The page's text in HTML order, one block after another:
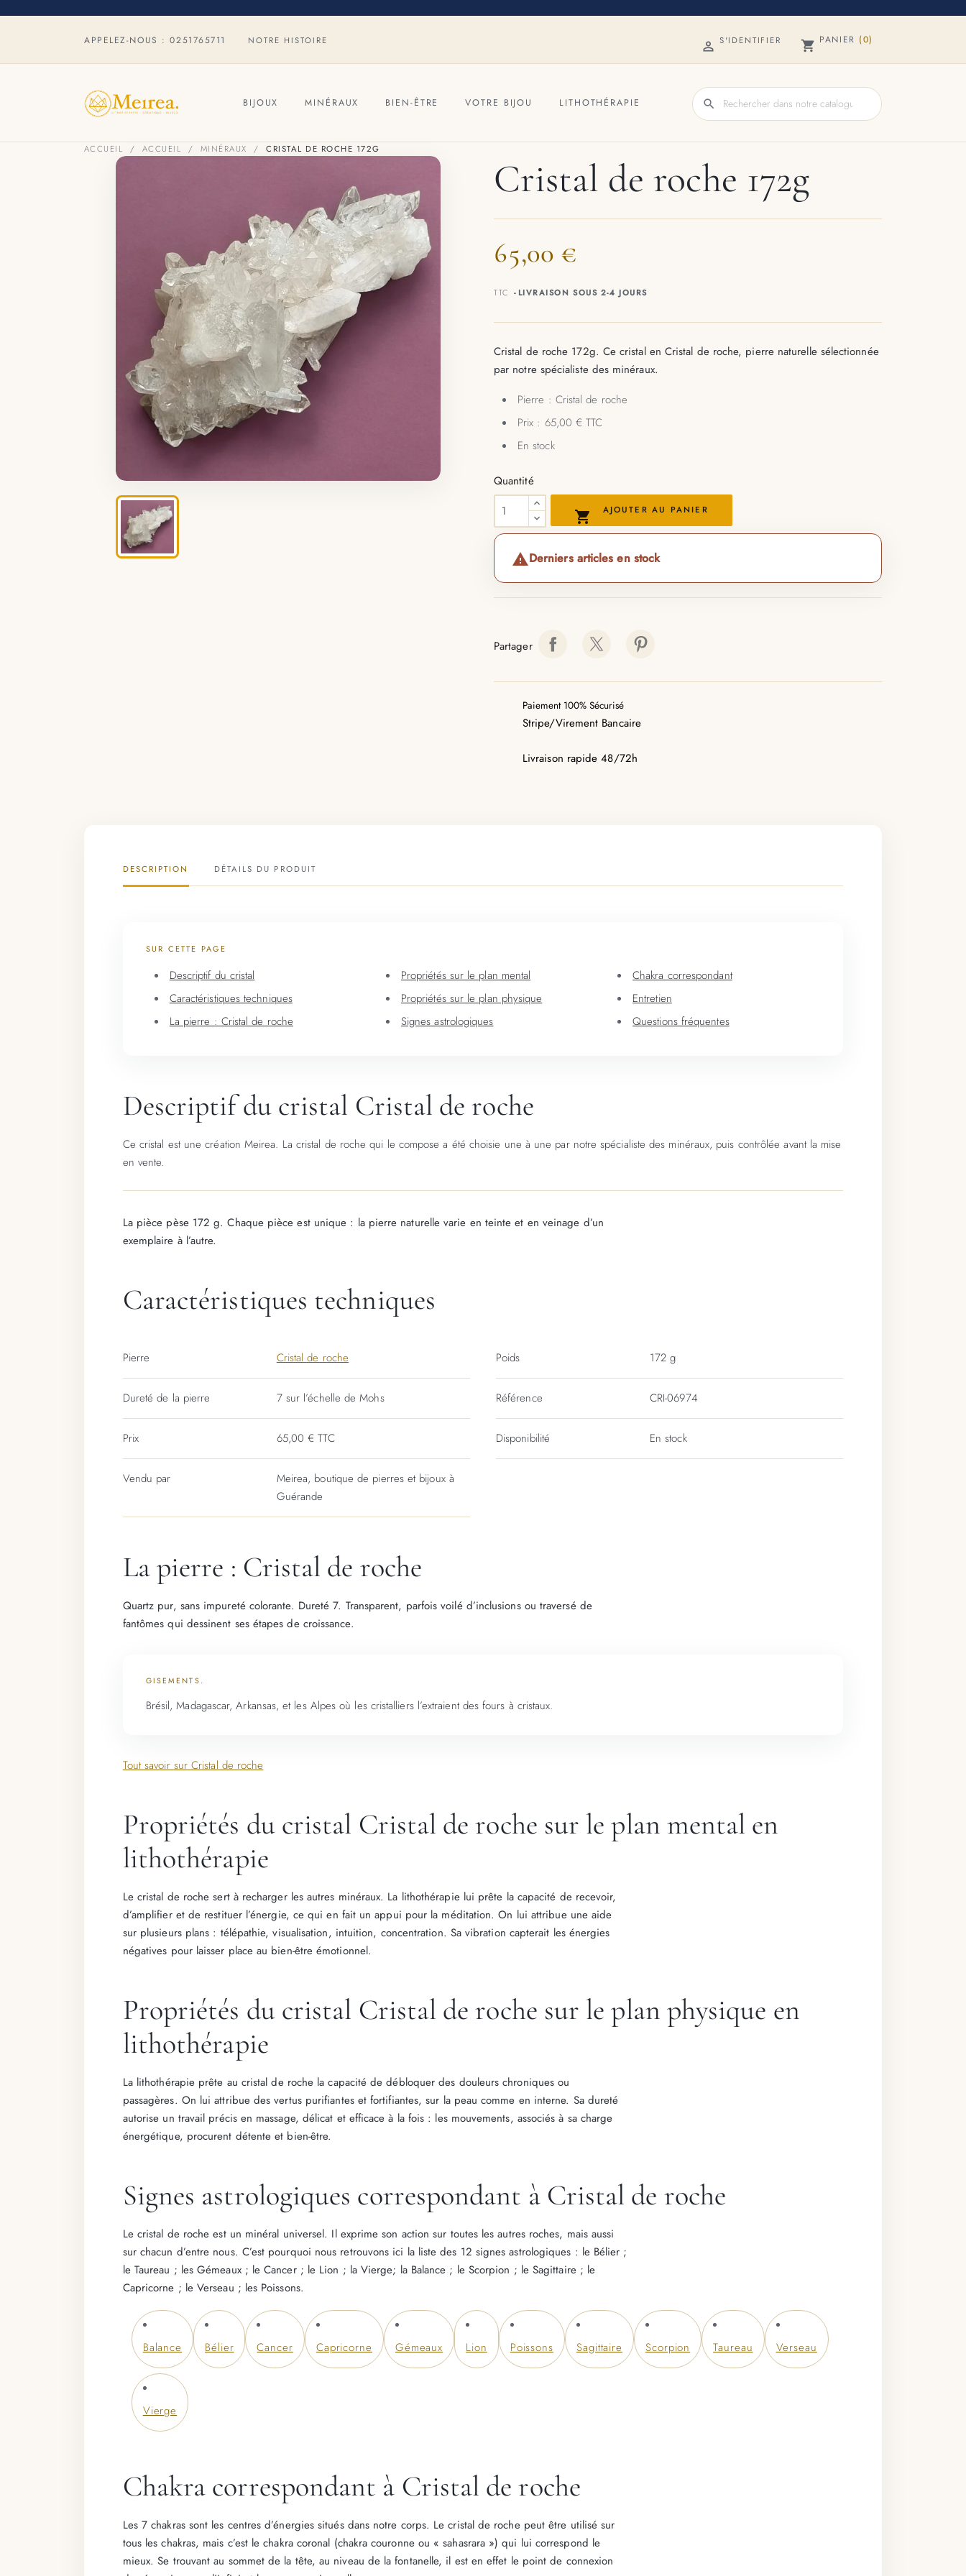
APPELEZ-NOUS :0251765711 NOTRE HISTOIRE  S'IDENTIFIER shopping_cart PANIER (0)
BIJOUX MINÉRAUX BIEN-ÊTRE VOTRE BIJOU LITHOTHÉRAPIE search
ACCUEIL ACCUEIL MINÉRAUX CRISTAL DE ROCHE 172G
Cristal de roche 172g
65,00 €
TTC LIVRAISON SOUS 2-4 JOURS
Cristal de roche 172g. Ce cristal en Cristal de roche, pierre naturelle sélectionnée
par notre spécialiste des minéraux.
Pierre : Cristal de roche
Prix : 65,00 € TTC
En stock
Quantité
 AJOUTER AU PANIER
Derniers articles en stock
Partager
Paiement 100% Sécurisé
Stripe/Virement Bancaire
Livraison rapide 48/72h
DESCRIPTION DÉTAILS DU PRODUIT
SUR CETTE PAGE
Descriptif du cristal
Caractéristiques techniques
La pierre : Cristal de roche
Propriétés sur le plan mental
Propriétés sur le plan physique
Signes astrologiques
Chakra correspondant
Entretien
Questions fréquentes
Descriptif du cristal Cristal de roche
Ce cristal est une création Meirea. La cristal de roche qui le compose a été choisie une à une par notre spécialiste des minéraux, puis contrôlée avant la mise
en vente.
La pièce pèse 172 g. Chaque pièce est unique : la pierre naturelle varie en teinte et en veinage d’un
exemplaire à l’autre.
Caractéristiques techniques
Pierre Cristal de roche Poids 172 g
Dureté de la pierre 7 sur l’échelle de Mohs Référence CRI-06974
Prix 65,00 € TTC Disponibilité En stock
Vendu par
Meirea, boutique de pierres et bijoux à
Guérande
La pierre : Cristal de roche
Quartz pur, sans impureté colorante. Dureté 7. Transparent, parfois voilé d’inclusions ou traversé de
fantômes qui dessinent ses étapes de croissance.
GISEMENTS.
Brésil, Madagascar, Arkansas, et les Alpes où les cristalliers l’extraient des fours à cristaux.
Tout savoir sur Cristal de roche
Propriétés du cristal Cristal de roche sur le plan mental en
lithothérapie
Le cristal de roche sert à recharger les autres minéraux. La lithothérapie lui prête la capacité de recevoir,
d’amplifier et de restituer l’énergie, ce qui en fait un appui pour la méditation. On lui attribue une aide
sur plusieurs plans : télépathie, visualisation, intuition, concentration. Sa vibration capterait les énergies
négatives pour laisser place au bien-être émotionnel.
Propriétés du cristal Cristal de roche sur le plan physique en
lithothérapie
La lithothérapie prête au cristal de roche la capacité de débloquer des douleurs chroniques ou
passagères. On lui attribue des vertus purifiantes et fortifiantes, sur la peau comme en interne. Sa dureté
autorise un travail précis en massage, délicat et efficace à la fois : les mouvements, associés à sa charge
énergétique, procurent détente et bien-être.
Signes astrologiques correspondant à Cristal de roche
Le cristal de roche est un minéral universel. Il exprime son action sur toutes les autres roches, mais aussi
sur chacun d’entre nous. C’est pourquoi nous retrouvons ici la liste des 12 signes astrologiques : le Bélier ;
le Taureau ; les Gémeaux ; le Cancer ; le Lion ; la Vierge; la Balance ; le Scorpion ; le Sagittaire ; le
Capricorne ; le Verseau ; les Poissons.
Balance Bélier Cancer Capricorne Gémeaux Lion Poissons Sagittaire Scorpion Taureau Verseau
Vierge
Chakra correspondant à Cristal de roche
Les 7 chakras sont les centres d’énergies situés dans notre corps. Le cristal de roche peut être utilisé sur
tous les chakras, mais c’est le chakra coronal (chakra couronne ou « sahasrara ») qui lui correspond le
mieux. Se trouvant au sommet de la tête, au niveau de la fontanelle, il est en effet le point de connexion